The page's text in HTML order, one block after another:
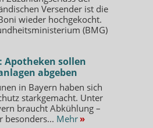
Versender ist die
wieder hochgekocht.
(BMG)
Apotheken sollen
abgeben
in Bayern haben sich
starkgemacht. Unter
braucht Abkühlung –
besonders... Mehr »